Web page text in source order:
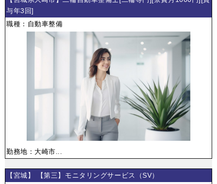
与年3回]
職種：自動車整備
勤務地：大崎市...
【宮城】 【第三】モニタリングサービス（SV）